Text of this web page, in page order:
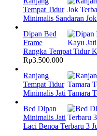
Tempat Tidur
Minimalis Sandaran
Dipan Bed
Frame
Rangka Tempat Tidur
Rp3.500.000
Ranjang
Tempat Tidur
Minimalis Jati Tamara
Bed Dipan
Minimalis Jati
Laci Benoa Terbaru 3